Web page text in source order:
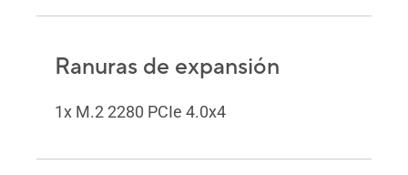
Ranuras de expansión
1x M.2 2280 PCIe 4.0x4